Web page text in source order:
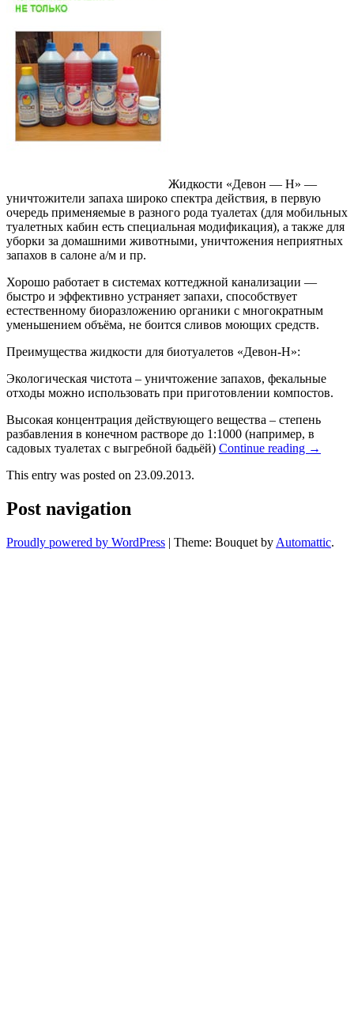
Жидкости «Девон — Н» —
уничтожители запаха широко спектра действия, в первую
очередь применяемые в разного рода туалетах (для мобильных
туалетных кабин есть специальная модификация), а также для
уборки за домашними животными, уничтожения неприятных
запахов в салоне а/м и пр.
Хорошо работает в системах коттеджной канализации —
быстро и эффективно устраняет запахи, способствует
естественному биоразложению органики с многократным
уменьшением объёма, не боится сливов моющих средств.
Преимущества жидкости для биотуалетов «Девон-Н»:
Экологическая чистота – уничтожение запахов, фекальные
отходы можно использовать при приготовлении компостов.
Высокая концентрация действующего вещества – степень
разбавления в конечном растворе до 1:1000 (например, в
садовых туалетах с выгребной бадьёй) Continue reading →
This entry was posted on 23.09.2013.
Post navigation
Proudly powered by WordPress | Theme: Bouquet by Automattic.